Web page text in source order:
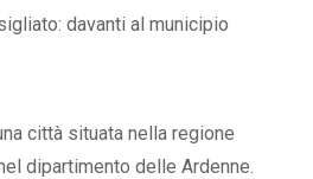
davanti al municipio
città situata nella regione
dipartimento delle Ardenne.